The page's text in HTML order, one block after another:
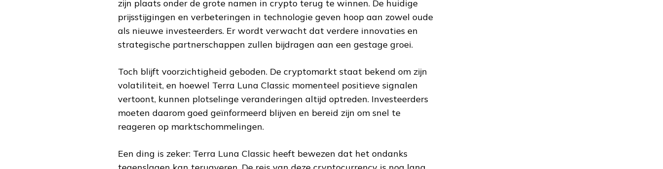
zijn plaats onder de grote namen in crypto terug te winnen. De huidige
prijsstijgingen en verbeteringen in technologie geven hoop aan zowel oude
als nieuwe investeerders. Er wordt verwacht dat verdere innovaties en
strategische partnerschappen zullen bijdragen aan een gestage groei.
Toch blijft voorzichtigheid geboden. De cryptomarkt staat bekend om zijn
volatiliteit, en hoewel Terra Luna Classic momenteel positieve signalen
vertoont, kunnen plotselinge veranderingen altijd optreden. Investeerders
moeten daarom goed geïnformeerd blijven en bereid zijn om snel te
reageren op marktschommelingen.
Een ding is zeker: Terra Luna Classic heeft bewezen dat het ondanks